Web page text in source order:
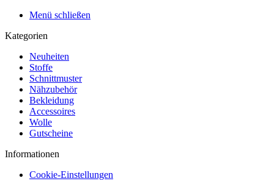
Menü schließen
Kategorien
Neuheiten
Stoffe
Schnittmuster
Nähzubehör
Bekleidung
Accessoires
Wolle
Gutscheine
Informationen
Cookie-Einstellungen